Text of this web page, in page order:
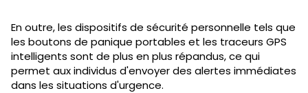
En outre, les dispositifs de sécurité personnelle tels que
les boutons de panique portables et les traceurs GPS
intelligents sont de plus en plus répandus, ce qui
permet aux individus d'envoyer des alertes immédiates
dans les situations d'urgence.